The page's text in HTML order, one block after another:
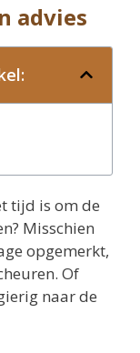
advies
tijd is om de
Misschien
opgemerkt,
Of
naar de